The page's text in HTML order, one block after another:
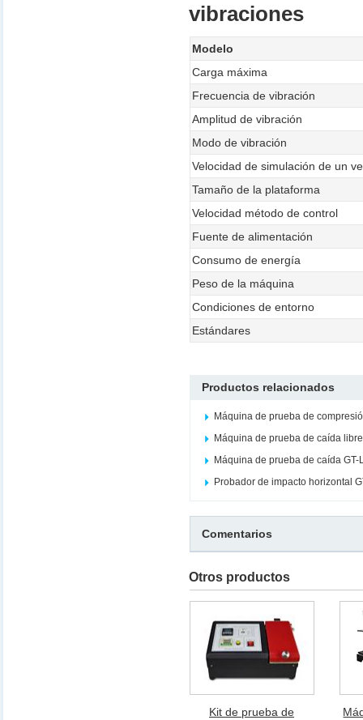
vibraciones
Modelo
Carga máxima
Frecuencia de vibración
Amplitud de vibración
Modo de vibración
Velocidad de simulación de un
Tamaño de la plataforma
Velocidad método de control
Fuente de alimentación
Consumo de energía
Peso de la máquina
Condiciones de entorno
Estándares
Productos relacionados
Máquina de prueba de
Máquina de prueba de caída
Máquina de prueba de caída GT-
Probador de impacto horizontal
Comentarios
Otros productos
Kit de prueba de